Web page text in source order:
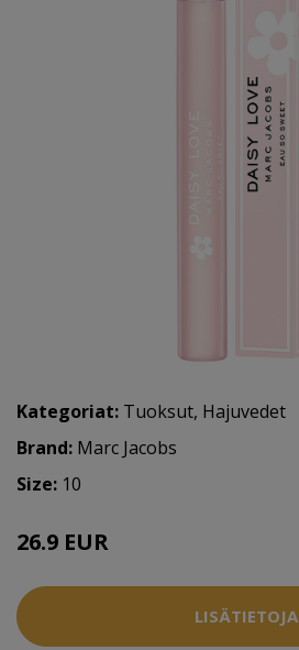
Kategoriat: Tuoksut, Hajuvedet
Brand: Marc Jacobs
Size: 10
26.9 EUR
LISÄTIETOJA